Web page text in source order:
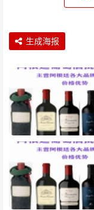
生成海报